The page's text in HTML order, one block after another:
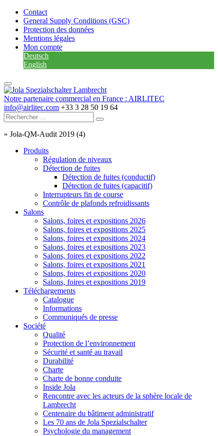
Contact
General Supply Conditions (GSC)
Protection des données
Mentions légales
Mon compte
Deutsch
English
Notre partenaire commercial en France : AIRLITEC
info@airlitec.com +33 3 28 50 19 64
» Jola-QM-Audit 2019 (4)
Produits
Régulation de niveaux
Détection de fuites
Détection de fuites (conductif)
Détection de fuites (capacitif)
Interrupteurs fin de course
Contrôle de plafonds refroidissants
Salons
Salons, foires et expositions 2026
Salons, foires et expositions 2025
Salons, foires et expositions 2024
Salons, foires et expositions 2023
Salons, foires et expositions 2022
Salons, foires et expositions 2021
Salons, foires et expositions 2020
Salons, foires et expositions 2019
Téléchargements
Catalogue
Informations
Communiqués de presse
Société
Qualité
Protection de l’environnement
Sécurité et santé au travail
Durabilité
Charte
Charte de bonne conduite
Inside Jola
Rencontre avec les acteurs de la sphère locale de
Lambrecht
Centenaire du bâtiment administratif
Les 70 ans de Jola Spezialschalter
Psychologie du management